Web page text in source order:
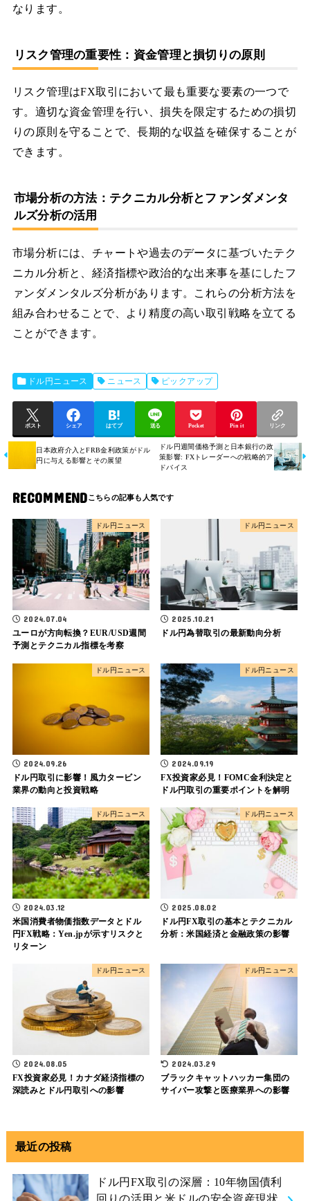
なります。
リスク管理の重要性：資金管理と損切りの原則
リスク管理はFX取引において最も重要な要素の一つで
す。適切な資金管理を行い、損失を限定するための損切
りの原則を守ることで、長期的な収益を確保することが
できます。
市場分析の方法：テクニカル分析とファンダメンタ
ルズ分析の活用
市場分析には、チャートや過去のデータに基づいたテク
ニカル分析と、経済指標や政治的な出来事を基にしたフ
ァンダメンタルズ分析があります。これらの分析方法を
組み合わせることで、より精度の高い取引戦略を立てる
ことができます。
ドル円ニュース ニュース ピックアップ
ポスト シェア はてブ 送る Pocket Pin it リンク
日本政府介入とFRB金利政策がドル
円に与える影響とその展望
ドル円週間価格予測と日本銀行の政
策影響: FXトレーダーへの戦略的ア
ドバイス
RECOMMEND
ドル円ニュース
2024.07.04
ユーロが方向転換？EUR/USD週間
予測とテクニカル指標を考察
ドル円ニュース
2025.10.21
ドル円為替取引の最新動向分析
ドル円ニュース
2024.09.26
ドル円取引に影響！風力タービン
業界の動向と投資戦略
ドル円ニュース
2024.09.19
FX投資家必見！FOMC金利決定と
ドル円取引の重要ポイントを解明
ドル円ニュース
2024.03.12
米国消費者物価指数データとドル
円FX戦略：Yen.jpが示すリスクと
リターン
ドル円ニュース
2025.08.02
ドル円FX取引の基本とテクニカル
分析：米国経済と金融政策の影響
ドル円ニュース
2024.08.05
FX投資家必見！カナダ経済指標の
深読みとドル円取引への影響
ドル円ニュース
2024.03.29
ブラックキャットハッカー集団の
サイバー攻撃と医療業界への影響
最近の投稿
ドル円FX取引の深層：10年物国債利
回りの活用と米ドルの安全資産現状